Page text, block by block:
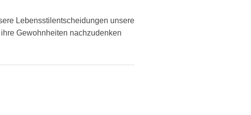
Lebensstilentscheidungen unsere
Gewohnheiten nachzudenken